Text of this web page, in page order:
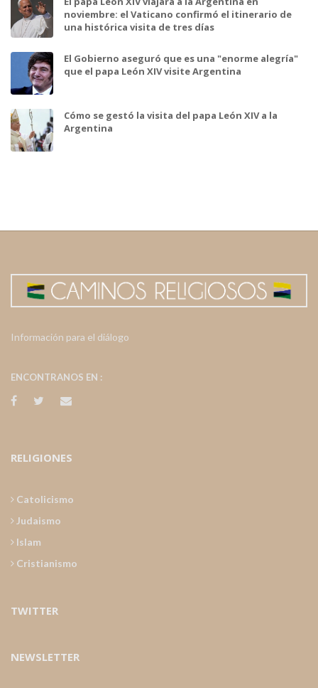
noviembre: el Vaticano confirmó el itinerario de
una histórica visita de tres días
El Gobierno aseguró que es una "enorme alegría"
que el papa León XIV visite Argentina
Cómo se gestó la visita del papa León XIV a la
Argentina
Información para el diálogo
ENCONTRANOS EN :
RELIGIONES
Catolicismo
Judaismo
Islam
Cristianismo
TWITTER
NEWSLETTER